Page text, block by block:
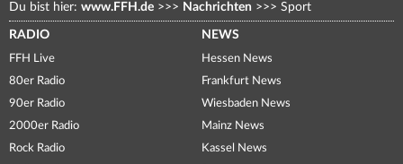
Du bist hier: www.FFH.de >>> Nachrichten >>> Sport
RADIO
FFH Live
80er Radio
90er Radio
2000er Radio
Rock Radio
NEWS
Hessen News
Frankfurt News
Wiesbaden News
Mainz News
Kassel News